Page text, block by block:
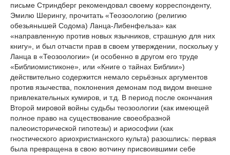
письме Стриндберг рекомендовал своему корреспонденту,
Эмилю Шерингу, прочитать «Теозоологию (религию
обезьянышей Содома) Ланца-Либенфельза» как
«направленную против новых язычников, страшную для них
книгу», и был отчасти прав в своем утверждении, поскольку у
Ланца в «Теозоологии» (и особенно в другом его труде
«Библиомистиконе», или «Книге о тайнах Библии»)
действительно содержится немало серьёзных аргументов
против язычества, поклонения демонам под видом внешне
привлекательных кумиров, и т.д. В период после окончания
Второй мировой войны судьбы теозоологии (как имеющей
полное право на существование своеобразной
палеоисторической гипотезы) и ариософии (как
гностического ариохристианского культа) разошлись: первая
была превращена в свою вотчину присвоившими себе